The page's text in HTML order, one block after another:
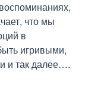
что мы
в
игривыми,
и так далее….